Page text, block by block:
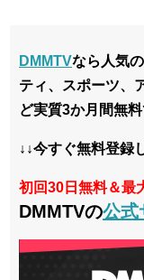
DMMTVなら人気
ティ、スポーツ、
ど実質3か月間無料
↓↓今すぐ無料登録
初回30日無料＆最
DMMTVの公式